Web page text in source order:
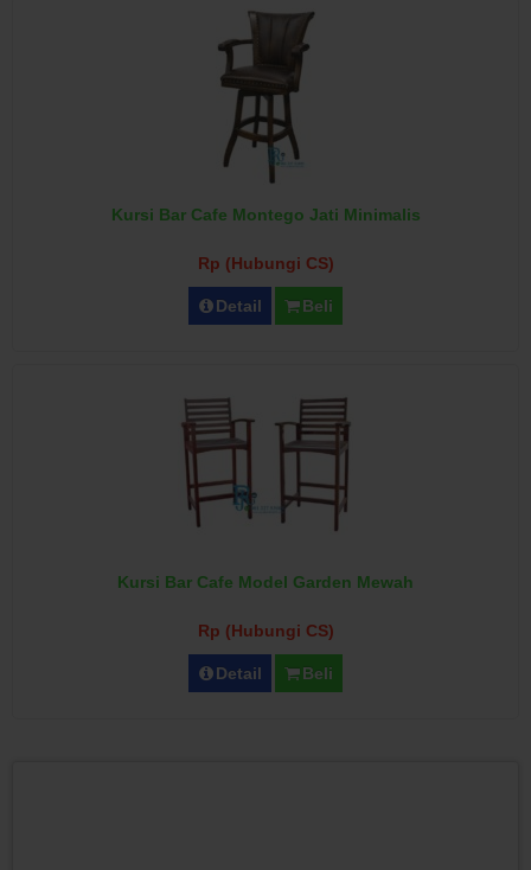
Kursi Bar Cafe Montego Jati Minimalis
Rp (Hubungi CS)
Detail Beli
Kursi Bar Cafe Model Garden Mewah
Rp (Hubungi CS)
Detail Beli